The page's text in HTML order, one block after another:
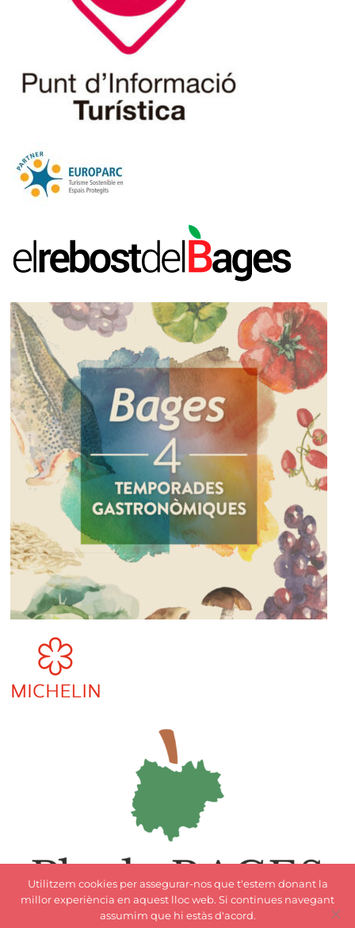
Utilitzem cookies per assegurar-nos que t'estem donant la
millor experiència en aquest lloc web. Si continues navegant
assumim que hi estàs d'acord.